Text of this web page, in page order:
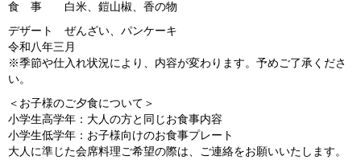
食 事 白米、鎧山椒、香の物
デザート ぜんざい、パンケーキ
令和八年三月
※季節や仕入れ状況により、内容が変わります。予めご了承くださ
い。
＜お子様のご夕食について＞
小学生高学年：大人の方と同じお食事内容
小学生低学年：お子様向けのお食事プレート
大人に準じた会席料理ご希望の際は、ご連絡をお願いいたします。